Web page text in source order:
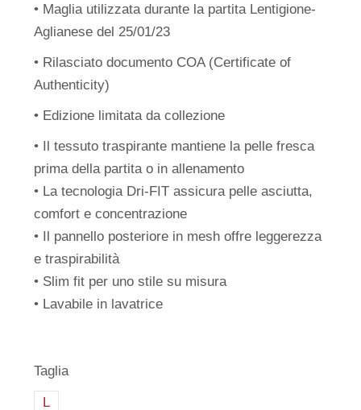
• Maglia utilizzata durante la partita Lentigione-
Aglianese del 25/01/23
• Rilasciato documento COA (Certificate of
Authenticity)
• Edizione limitata da collezione
• Il tessuto traspirante mantiene la pelle fresca
prima della partita o in allenamento
• La tecnologia Dri-FIT assicura pelle asciutta,
comfort e concentrazione
• Il pannello posteriore in mesh offre leggerezza
e traspirabilità
• Slim fit per uno stile su misura
• Lavabile in lavatrice
Taglia
L